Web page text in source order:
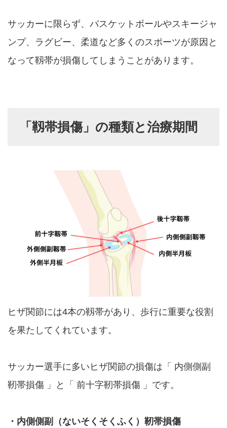
サッカーに限らず、バスケットボールやスキージャ
ンプ、ラグビー、柔道など多くのスポーツが原因と
なって靱帯が損傷してしまうことがあります。
「靱帯損傷」の種類と治療期間
ヒザ関節には4本の靱帯があり、歩行に重要な役割
を果たしてくれています。
サッカー選手に多いヒザ関節の損傷は「 内側側副
靭帯損傷 」と「 前十字靭帯損傷 」です。
・内側側副 （ないそくそくふく） 靭帯損傷